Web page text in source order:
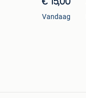
€ 15,00
Vandaag